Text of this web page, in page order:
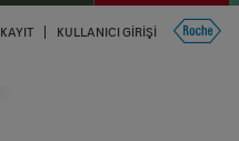
KAYIT KULLANICI GIRIŞI